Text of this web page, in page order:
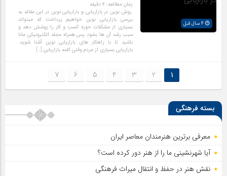
زمان مطالعه:۴ دقیقه
روش نوین در بازاریابی و بازاریابی نوین در این مقاله به
بررسی بازاریابی نوین خواهیم پرداخت که میتواند
بسیاری از مشکلات حوزه کسب و کار را پوشش دهد و
سبب رشد آن ها بشود پس همراه مجله الکترونیکی مانا
باشید تا با راهکار های بازاریابی نوین آشنا شوید.
بازاریابی بسیاری از مردم وقتی کلمه بازاریابی […]
1
2
3
4
5
6
7
بسته فرهنگی
معرفی برترین هنرمندان معاصر ایران
آیا شهرنشینی ما را از هنر دور کرده است؟
نقش هنر در حفظ و انتقال میراث فرهنگی